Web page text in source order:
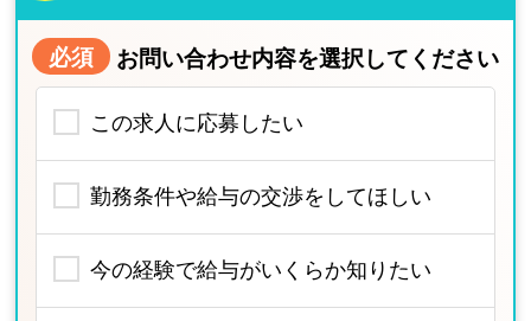
必須 お問い合わせ内容を選択してください
この求人に応募したい
勤務条件や給与の交渉をしてほしい
今の経験で給与がいくらか知りたい